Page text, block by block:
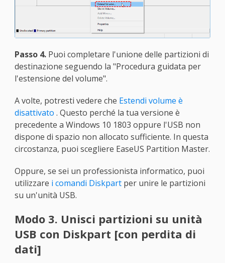
Passo 4.Puoi completare l'unione delle partizioni di
destinazione seguendo la "Procedura guidata per
l'estensione del volume".
A volte, potresti vedere che Estendi volume è
disattivato . Questo perché la tua versione è
precedente a Windows 10 1803 oppure l'USB non
dispone di spazio non allocato sufficiente. In questa
circostanza, puoi scegliere EaseUS Partition Master.
Oppure, se sei un professionista informatico, puoi
utilizzare i comandi Diskpartper unire le partizioni
su un'unità USB.
Modo 3. Unisci partizioni su unità
USB con Diskpart [con perdita di
dati]